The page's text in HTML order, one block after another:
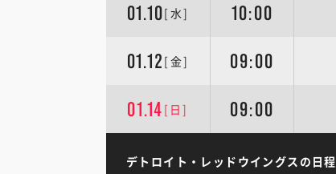
01.10[水] 10:00
01.12 [金] 09:00
01.14 [日] 09:00
デトロイト・レッドウイングスの日程